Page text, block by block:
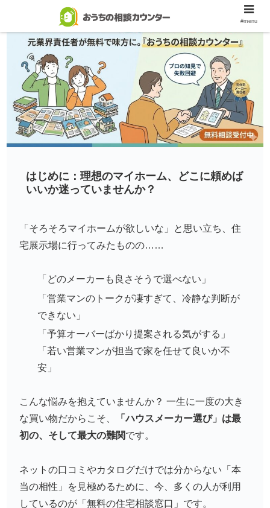
はじめに：理想のマイホーム、どこに頼めば
いいか迷っていませんか？
「そろそろマイホームが欲しいな」と思い立ち、住
宅展示場に行ってみたものの……
「どのメーカーも良さそうで選べない」
「営業マンのトークが凄すぎて、冷静な判断が
できない」
「予算オーバーばかり提案される気がする」
「若い営業マンが担当で家を任せて良いか不
安」
こんな悩みを抱えていませんか？ 一生に一度の大き
な買い物だからこそ、
「ハウスメーカー選び」は最
初の、そして最大の難関です。
ネットの口コミやカタログだけでは分からない「本
当の相性」を見極めるために、今、多くの人が利用
しているのが「無料の住宅相談窓口」です。
#menu